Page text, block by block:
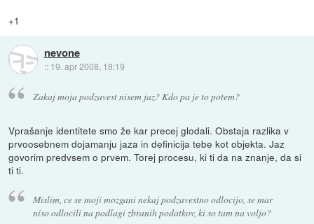
+1
nevone
:: 19. apr 2008, 18:19
Zakaj moja podzavest nisem jaz? Kdo pa je to potem?
Vprašanje identitete smo že kar precej glodali. Obstaja razlika v
prvoosebnem dojamanju jaza in definicija tebe kot objekta. Jaz
govorim predvsem o prvem. Torej procesu, ki ti da na znanje, da si
ti ti.
Mislim, ce se moji mozgani nekaj podzavestno odlocijo, se mar
niso odlocili na podlagi zbranih podatkov, ki so tam na voljo?